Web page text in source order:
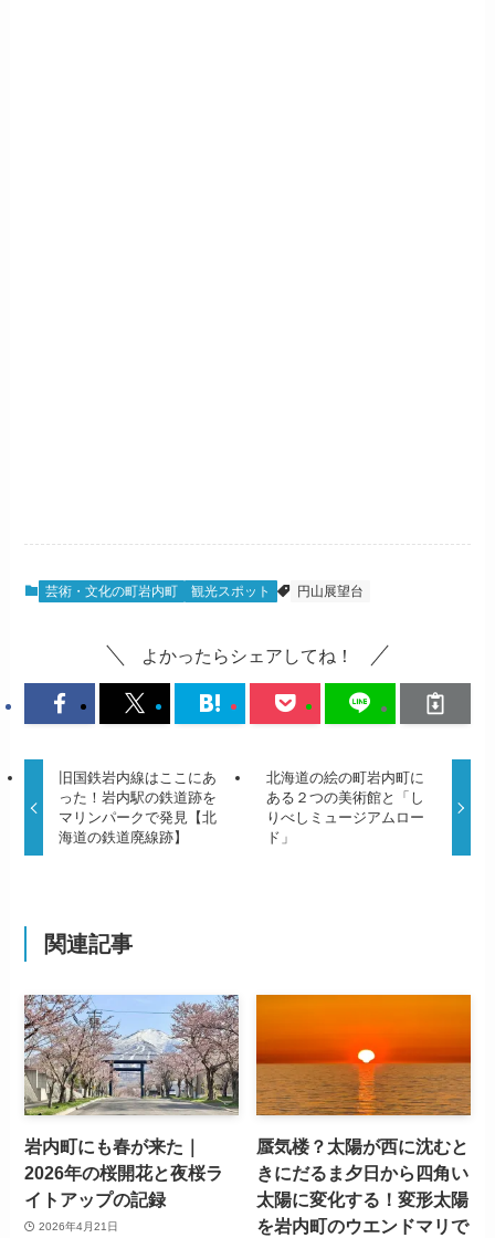
芸術・文化の町岩内町 観光スポット 円山展望台
よかったらシェアしてね！
旧国鉄岩内線はここにあ
った！岩内駅の鉄道跡を
マリンパークで発見【北
海道の鉄道廃線跡】
北海道の絵の町岩内町に
ある２つの美術館と「し
りべしミュージアムロー
ド」
関連記事
岩内町にも春が来た｜
2026年の桜開花と夜桜ラ
イトアップの記録
2026年4月21日
蜃気楼？太陽が西に沈むと
きにだるま夕日から四角い
太陽に変化する！変形太陽
を岩内町のウエンドマリで